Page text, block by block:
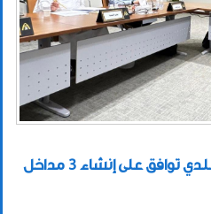
محليات / لجنة الفروانية بالبلدي توافق على إنشاء 3 مداخل